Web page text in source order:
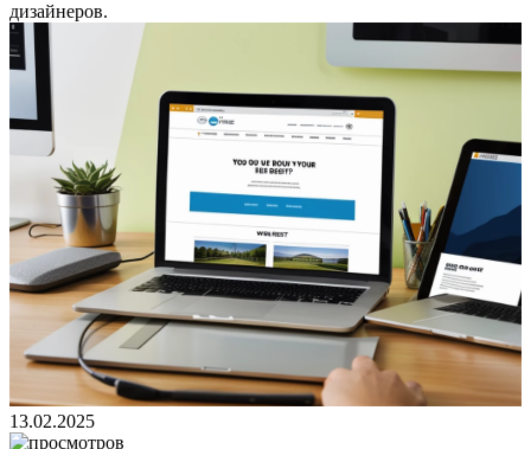
дизайнеров.
13.02.2025